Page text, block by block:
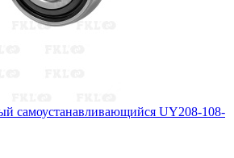
самоустанавливающийся UY208-108-